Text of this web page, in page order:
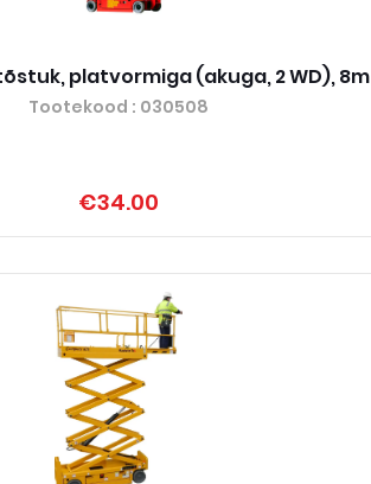
platvormiga (akuga, 2 WD), 8m
Tootekood : 030508
€34.00